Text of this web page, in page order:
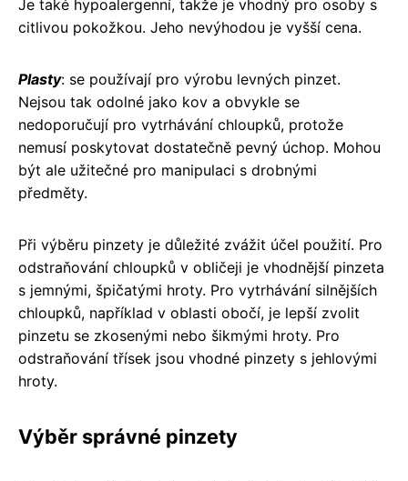
Je také hypoalergenní, takže je vhodný pro osoby s
citlivou pokožkou. Jeho nevýhodou je vyšší cena.
Plasty: se používají pro výrobu levných pinzet.
Nejsou tak odolné jako kov a obvykle se
nedoporučují pro vytrhávání chloupků, protože
nemusí poskytovat dostatečně pevný úchop. Mohou
být ale užitečné pro manipulaci s drobnými
předměty.
Při výběru pinzety je důležité zvážit účel použití. Pro
odstraňování chloupků v obličeji je vhodnější pinzeta
s jemnými, špičatými hroty. Pro vytrhávání silnějších
chloupků, například v oblasti obočí, je lepší zvolit
pinzetu se zkosenými nebo šikmými hroty. Pro
odstraňování třísek jsou vhodné pinzety s jehlovými
hroty.
Výběr správné pinzety